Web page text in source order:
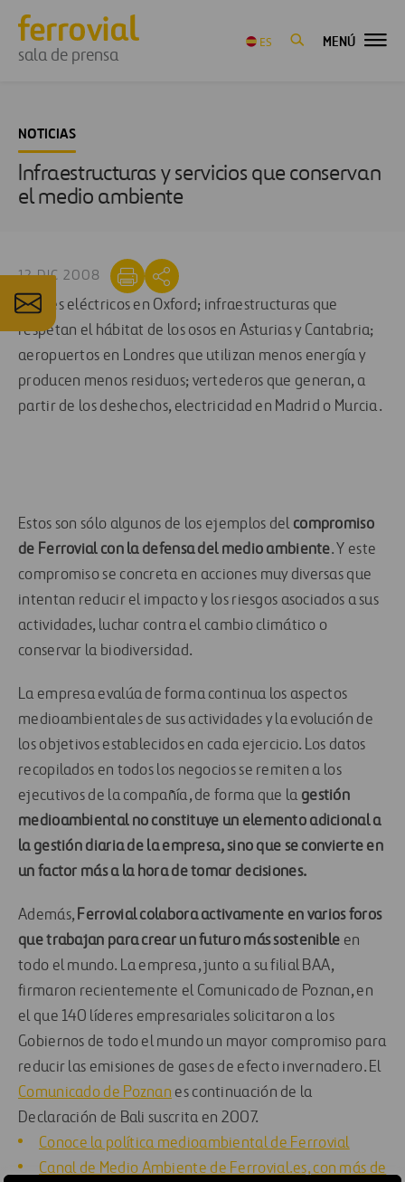
sala de prensa
ES MENÚ
NOTICIAS
Infraestructuras y servicios que conservan
el medio ambiente
12 DIC 2008
Coches eléctricos en Oxford; infraestructuras que
respetan el hábitat de los osos en Asturias y Cantabria;
aeropuertos en Londres que utilizan menos energía y
producen menos residuos; vertederos que generan, a
partir de los deshechos, electricidad en Madrid o Murcia.
Estos son sólo algunos de los ejemplos del compromiso
de Ferrovial con la defensa del medio ambiente. Y este
compromiso se concreta en acciones muy diversas que
intentan reducir el impacto y los riesgos asociados a sus
actividades, luchar contra el cambio climático o
conservar la biodiversidad.
La empresa evalúa de forma continua los aspectos
medioambientales de sus actividades y la evolución de
los objetivos establecidos en cada ejercicio. Los datos
recopilados en todos los negocios se remiten a los
ejecutivos de la compañía, de forma que la gestión
medioambiental no constituye un elemento adicional a
la gestión diaria de la empresa, sino que se convierte en
un factor más a la hora de tomar decisiones.
Además,Ferrovial colabora activamente en varios foros
que trabajan para crear un futuro más sostenible en
todo el mundo. La empresa, junto a su filial BAA,
firmaron recientemente el Comunicado de Poznan, en
el que 140 líderes empresariales solicitaron a los
Gobiernos de todo el mundo un mayor compromiso para
reducir las emisiones de gases de efecto invernadero. El
Comunicado de Poznan es continuación de la
Declaración de Bali suscrita en 2007.
Conoce la política medioambiental de Ferrovial
Canal de Medio Ambiente de Ferrovial.es, con más de